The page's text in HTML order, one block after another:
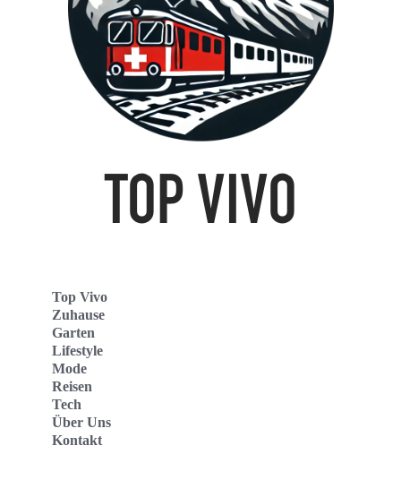
Top Vivo
Zuhause
Garten
Lifestyle
Mode
Reisen
Tech
Über Uns
Kontakt